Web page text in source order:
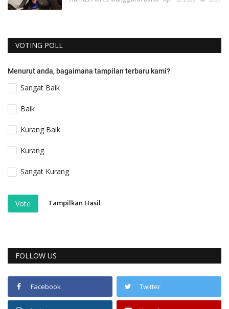
VOTING POLL
Menurut anda, bagaimana tampilan terbaru kami?
Sangat Baik
Baik
Kurang Baik
Kurang
Sangat Kurang
Vote Tampilkan Hasil
FOLLOW US
Facebook Twitter